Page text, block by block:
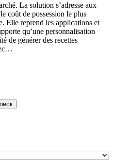
La solution s’adresse aux
coût de possession le plus
Elle reprend les applications et
qu’une personnalisation
de générer des recettes